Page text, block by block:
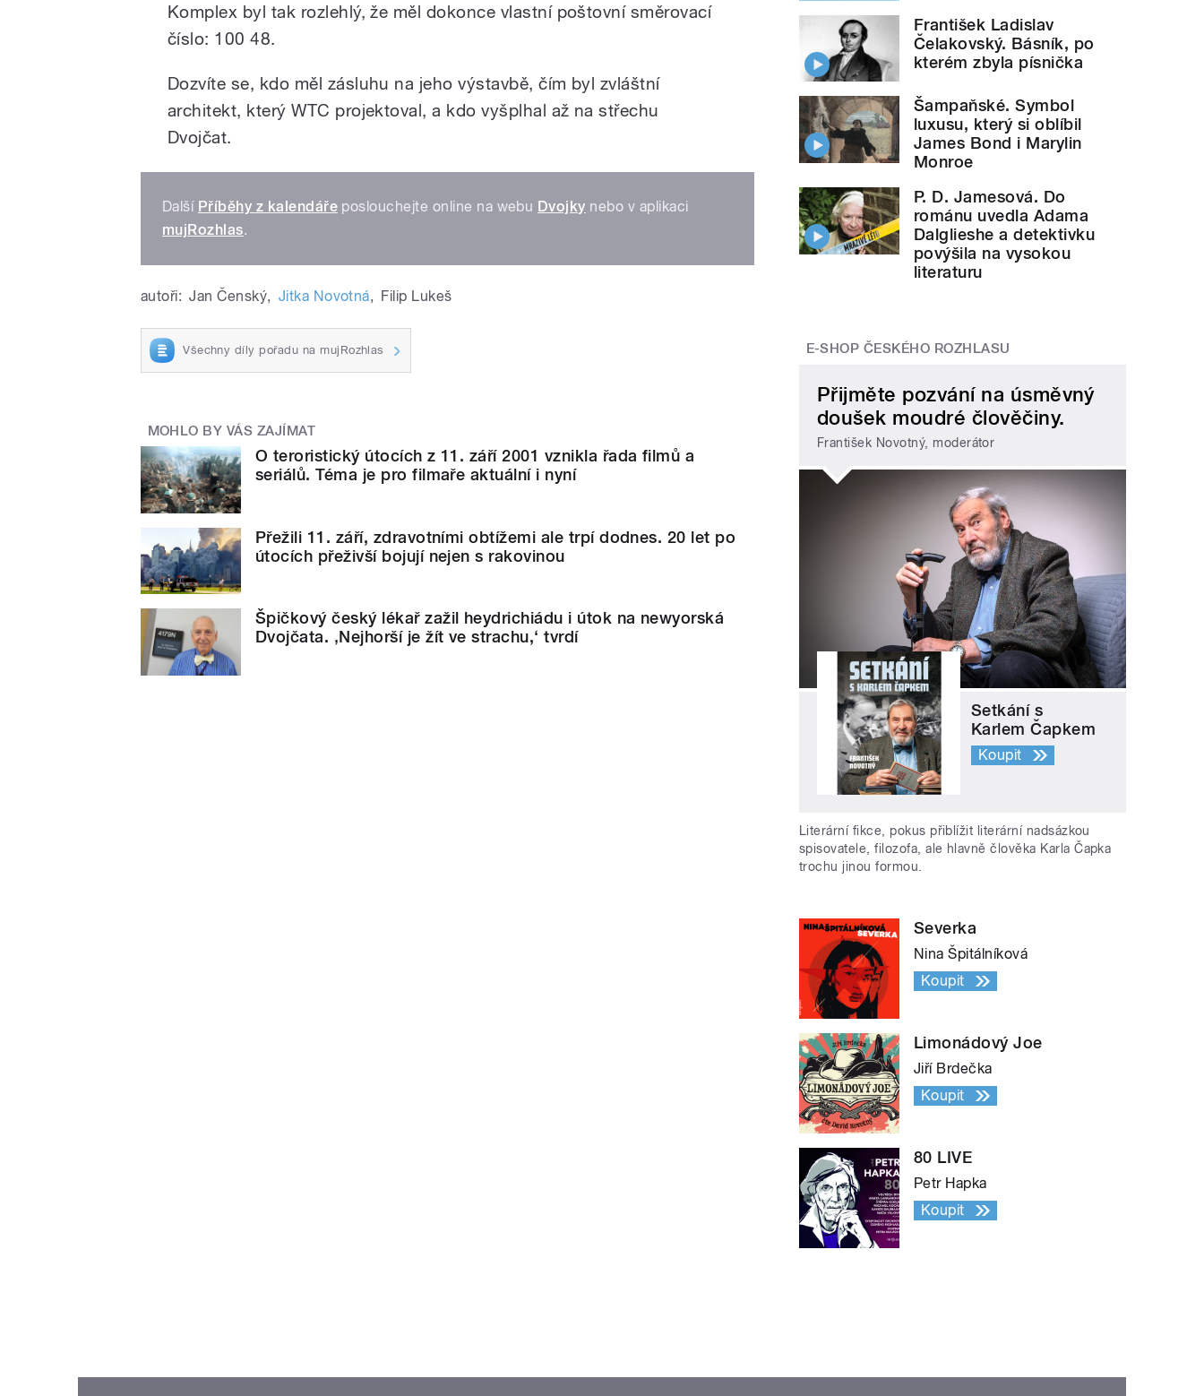
Komplex byl tak rozlehlý, že měl dokonce vlastní poštovní směrovací
číslo: 100 48.
Dozvíte se, kdo měl zásluhu na jeho výstavbě, čím byl zvláštní
architekt, který WTC projektoval, a kdo vyšplhal až na střechu
Dvojčat.
Další Příběhy z kalendáře poslouchejte online na webu Dvojky nebo v aplikaci
mujRozhlas.
autoři: Jan Čenský, Jitka Novotná, Filip Lukeš
Všechny díly pořadu na mujRozhlas
MOHLO BY VÁS ZAJÍMAT
O teroristický útocích z 11. září 2001 vznikla řada filmů a
seriálů. Téma je pro filmaře aktuální i nyní
Přežili 11. září, zdravotními obtížemi ale trpí dodnes. 20 let po
útocích přeživší bojují nejen s rakovinou
Špičkový český lékař zažil heydrichiádu i útok na newyorská
Dvojčata. ‚Nejhorší je žít ve strachu,‘ tvrdí
František Ladislav
Čelakovský. Básník, po
kterém zbyla písnička
Šampaňské. Symbol
luxusu, který si oblíbil
James Bond i Marylin
Monroe
P. D. Jamesová. Do
románu uvedla Adama
Dalglieshe a detektivku
povýšila na vysokou
literaturu
E-SHOP ČESKÉHO ROZHLASU
Přijměte pozvání na úsměvný
doušek moudré člověčiny.
František Novotný, moderátor
Setkání s
Karlem Čapkem
Koupit
Literární fikce, pokus přiblížit literární nadsázkou
spisovatele, filozofa, ale hlavně člověka Karla Čapka
trochu jinou formou.
Severka
Nina Špitálníková
Koupit
Limonádový Joe
Jiří Brdečka
Koupit
80 LIVE
Petr Hapka
Koupit